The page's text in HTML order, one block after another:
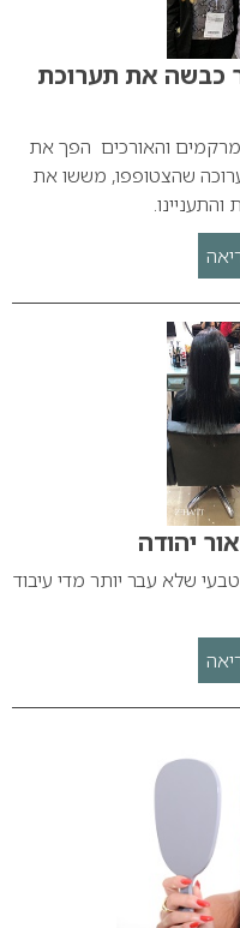
כבשה את תערוכת
המרקמים והאורכים הפך את
שהצטופפו, מששו את
יהודה
שלא עבר יותר מדי עיבוד